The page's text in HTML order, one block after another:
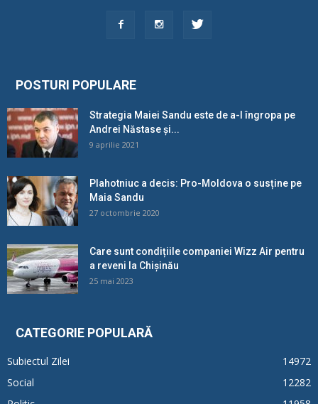
POSTURI POPULARE
Strategia Maiei Sandu este de a-l îngropa pe
Andrei Năstase și...
9 aprilie 2021
Plahotniuc a decis: Pro-Moldova o susține pe
Maia Sandu
27 octombrie 2020
Care sunt condițiile companiei Wizz Air pentru
a reveni la Chișinău
25 mai 2023
CATEGORIE POPULARĂ
Subiectul Zilei
14972
Social
12282